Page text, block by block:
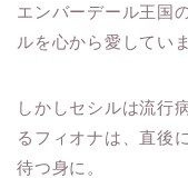
エンバーデール王国
ルを心から愛してい
しかしセシルは流行
るフィオナは、直後
待つ身に。